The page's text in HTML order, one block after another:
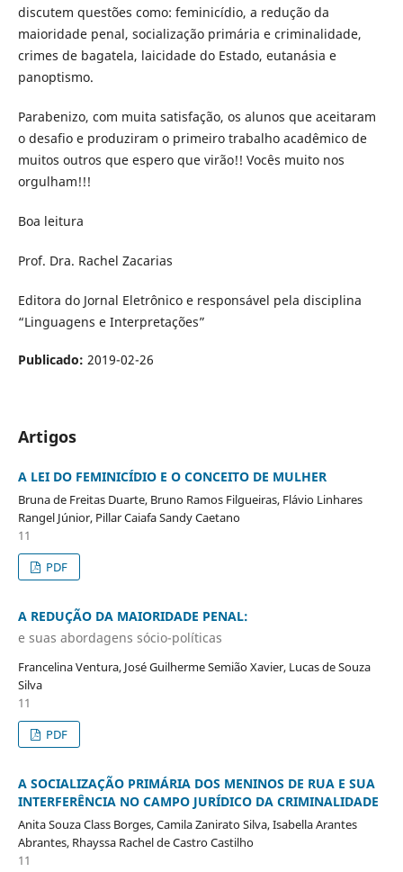
discutem questões como: feminicídio, a redução da
maioridade penal, socialização primária e criminalidade,
crimes de bagatela, laicidade do Estado, eutanásia e
panoptismo.
Parabenizo, com muita satisfação, os alunos que aceitaram
o desafio e produziram o primeiro trabalho acadêmico de
muitos outros que espero que virão!! Vocês muito nos
orgulham!!!
Boa leitura
Prof. Dra. Rachel Zacarias
Editora do Jornal Eletrônico e responsável pela disciplina
“Linguagens e Interpretações”
Publicado: 2019-02-26
Artigos
A LEI DO FEMINICÍDIO E O CONCEITO DE MULHER
Bruna de Freitas Duarte, Bruno Ramos Filgueiras, Flávio Linhares
Rangel Júnior, Pillar Caiafa Sandy Caetano
11
PDF
A REDUÇÃO DA MAIORIDADE PENAL:
e suas abordagens sócio-políticas
Francelina Ventura, José Guilherme Semião Xavier, Lucas de Souza
Silva
11
PDF
A SOCIALIZAÇÃO PRIMÁRIA DOS MENINOS DE RUA E SUA
INTERFERÊNCIA NO CAMPO JURÍDICO DA CRIMINALIDADE
Anita Souza Class Borges, Camila Zanirato Silva, Isabella Arantes
Abrantes, Rhayssa Rachel de Castro Castilho
11